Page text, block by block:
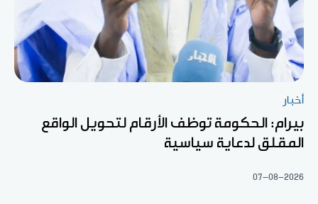
أخبار
بيرام: الحكومة توظف الأرقام لتحويل الواقع
المقلق لدعاية سياسية
07-08-2026